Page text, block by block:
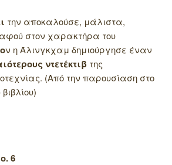
την αποκαλούσε, μάλιστα,
στον χαρακτήρα του
ν η Άλινγκχαμ δημιούργησε έναν
ντετέκτιβ της
(Από την παρουσίαση στο
6